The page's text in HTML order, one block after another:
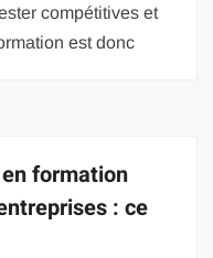
compétitives et
est donc
formation
: ce